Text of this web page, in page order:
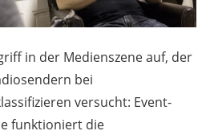
in der Medienszene auf, der
bei
versucht: Event-
funktioniert die